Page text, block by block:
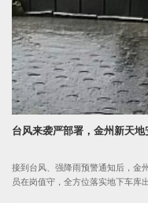
台风来袭严部署，金州新天
接到台风、强降雨预警通知后，金
员在岗值守，全方位落实地下车库